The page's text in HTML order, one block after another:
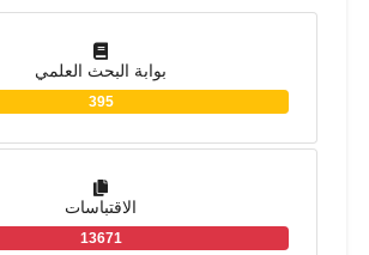
بوابة البحث العلمي
395
الاقتباسات
13671